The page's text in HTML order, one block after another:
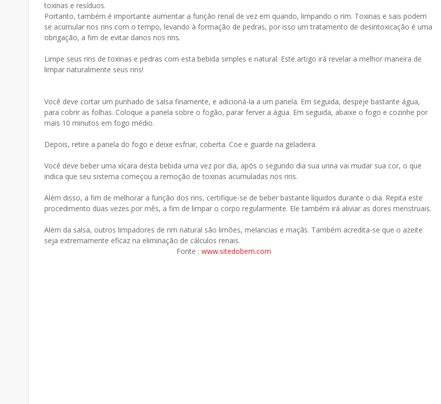
toxinas e resíduos.
Portanto, também é importante aumentar a função renal de vez em quando, limpando o rim. Toxinas e sais podem
se acumular nos rins com o tempo, levando à formação de pedras, por isso um tratamento de desintoxicação é uma
obrigação, a fim de evitar danos nos rins.
Limpe seus rins de toxinas e pedras com esta bebida simples e natural. Este artigo irá revelar a melhor maneira de
limpar naturalmente seus rins!
Você deve cortar um punhado de salsa finamente, e adicioná-la a um panela. Em seguida, despeje bastante água,
para cobrir as folhas. Coloque a panela sobre o fogão, parar ferver a água. Em seguida, abaixe o fogo e cozinhe por
mais 10 minutos em fogo médio.
Depois, retire a panela do fogo e deixe esfriar, coberta. Coe e guarde na geladeira.
Você deve beber uma xícara desta bebida uma vez por dia, após o segundo dia sua urina vai mudar sua cor, o que
indica que seu sistema começou a remoção de toxinas acumuladas nos rins.
Além disso, a fim de melhorar a função dos rins, certifique-se de beber bastante líquidos durante o dia. Repita este
procedimento duas vezes por mês, a fim de limpar o corpo regularmente. Ele também irá aliviar as dores menstruais.
Além da salsa, outros limpadores de rim natural são limões, melancias e maçãs. Também acredita-se que o azeite
seja extremamente eficaz na eliminação de cálculos renais.
Fonte : www.sitedobem.com